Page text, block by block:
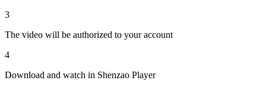
3
The video will be authorized to your account
4
Download and watch in Shenzao Player